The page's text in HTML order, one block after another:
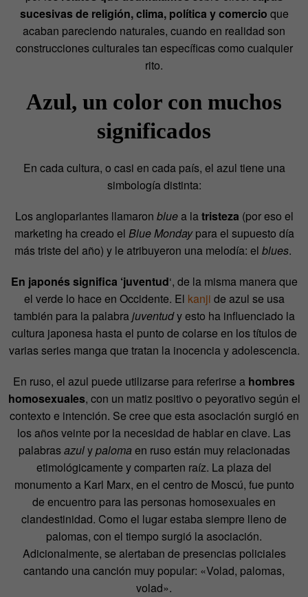
sucesivas de religión, clima, política y comercio que
acaban pareciendo naturales, cuando en realidad son
construcciones culturales tan específicas como cualquier
rito.
Azul, un color con muchos
significados
En cada cultura, o casi en cada país, el azul tiene una
simbología distinta:
Los angloparlantes llamaron bluea latristeza (por eso el
marketing ha creado el Blue Mondaypara el supuesto día
más triste del año) y le atribuyeron una melodía: el blues.
En japonés significa ‘juventud‘, de la misma manera que
el verde lo hace en Occidente. El kanji de azul se usa
también para la palabrajuventudy esto ha influenciado la
cultura japonesa hasta el punto de colarse en los títulos de
varias series manga que tratan la inocencia y adolescencia.
En ruso, el azul puede utilizarse para referirse a hombres
homosexuales, con un matiz positivo o peyorativo según el
contexto e intención. Se cree que esta asociación surgió en
los años veinte por la necesidad de hablar en clave. Las
palabrasazulypaloma en ruso están muy relacionadas
etimológicamente y comparten raíz. La plaza del
monumento a Karl Marx, en el centro de Moscú, fue punto
de encuentro para las personas homosexuales en
clandestinidad. Como el lugar estaba siempre lleno de
palomas, con el tiempo surgió la asociación.
Adicionalmente, se alertaban de presencias policiales
cantando una canción muy popular: «Volad, palomas,
volad».